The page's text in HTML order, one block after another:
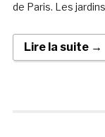
de Paris. Les
Lire la suite →